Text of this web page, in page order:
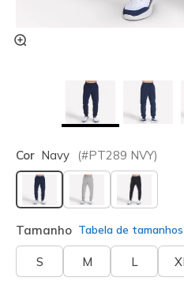
Cor Navy (#PT289 NVY)
selecionado
Tamanho Tabela de tamanhos
S M L